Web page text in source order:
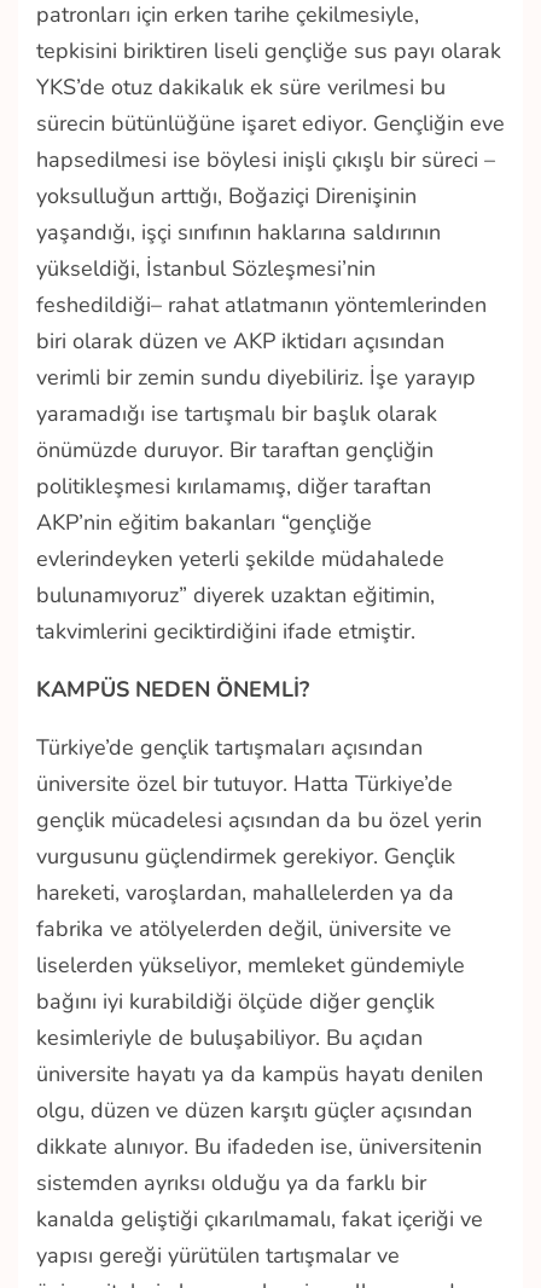
patronları için erken tarihe çekilmesiyle,
tepkisini biriktiren liseli gençliğe sus payı olarak
YKS’de otuz dakikalık ek süre verilmesi bu
sürecin bütünlüğüne işaret ediyor. Gençliğin eve
hapsedilmesi ise böylesi inişli çıkışlı bir süreci –
yoksulluğun arttığı, Boğaziçi Direnişinin
yaşandığı, işçi sınıfının haklarına saldırının
yükseldiği, İstanbul Sözleşmesi’nin
feshedildiği– rahat atlatmanın yöntemlerinden
biri olarak düzen ve AKP iktidarı açısından
verimli bir zemin sundu diyebiliriz. İşe yarayıp
yaramadığı ise tartışmalı bir başlık olarak
önümüzde duruyor. Bir taraftan gençliğin
politikleşmesi kırılamamış, diğer taraftan
AKP’nin eğitim bakanları “gençliğe
evlerindeyken yeterli şekilde müdahalede
bulunamıyoruz” diyerek uzaktan eğitimin,
takvimlerini geciktirdiğini ifade etmiştir.
KAMPÜS NEDEN ÖNEMLİ?
Türkiye’de gençlik tartışmaları açısından
üniversite özel bir tutuyor. Hatta Türkiye’de
gençlik mücadelesi açısından da bu özel yerin
vurgusunu güçlendirmek gerekiyor. Gençlik
hareketi, varoşlardan, mahallelerden ya da
fabrika ve atölyelerden değil, üniversite ve
liselerden yükseliyor, memleket gündemiyle
bağını iyi kurabildiği ölçüde diğer gençlik
kesimleriyle de buluşabiliyor. Bu açıdan
üniversite hayatı ya da kampüs hayatı denilen
olgu, düzen ve düzen karşıtı güçler açısından
dikkate alınıyor. Bu ifadeden ise, üniversitenin
sistemden ayrıksı olduğu ya da farklı bir
kanalda geliştiği çıkarılmamalı, fakat içeriği ve
yapısı gereği yürütülen tartışmalar ve